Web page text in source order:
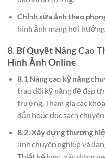
Chỉnh sửa ảnh theo
hình ảnh mang hơi
8. Bí Quyết Nâng Cao
Hình Ảnh Online
8.1 Nâng cao kỹ năng
trau dồi kỹ năng để đáp
trường. Tham gia các
dẫn hoặc đọc sách
8.2. Xây dựng thương
ảnh chuyên nghiệp và